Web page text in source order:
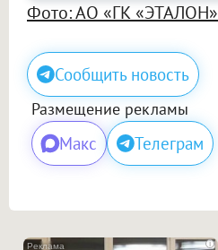
Фото: АО «ГК «ЭТАЛОН»
Сообщить новость
Размещение рекламы
Макс Телеграм
i